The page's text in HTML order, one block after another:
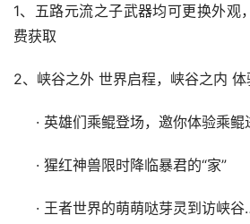
1、五路元流之子武器均可更换外观
费获取
2、峡谷之外 世界启程，峡谷之内
· 英雄们乘鲲登场，邀你体验乘鲲
· 猩红神兽限时降临暴君的“家”
· 王者世界的萌萌哒芽灵到访峡谷